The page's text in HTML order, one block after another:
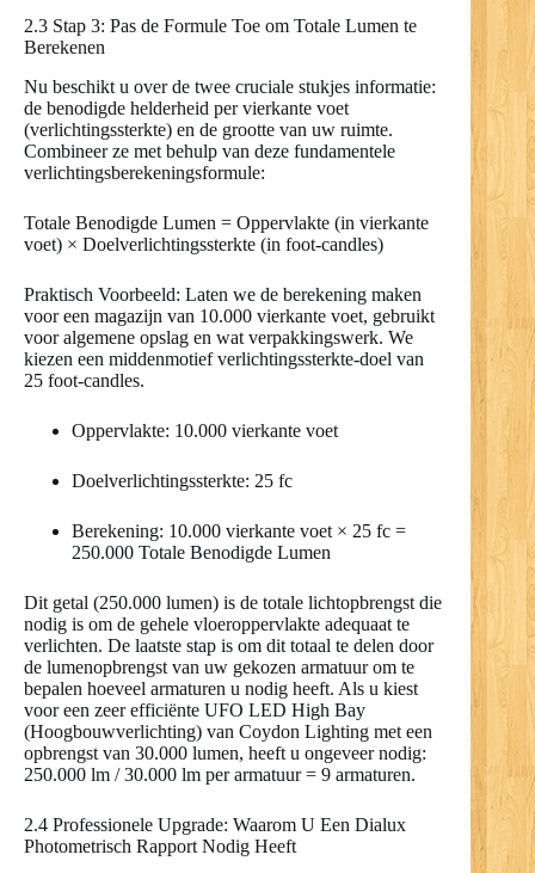
2.3 Stap 3: Pas de Formule Toe om Totale Lumen te
Berekenen
Nu beschikt u over de twee cruciale stukjes informatie:
de benodigde helderheid per vierkante voet
(verlichtingssterkte) en de grootte van uw ruimte.
Combineer ze met behulp van deze fundamentele
verlichtingsberekeningsformule:
Totale Benodigde Lumen = Oppervlakte (in vierkante
voet) × Doelverlichtingssterkte (in foot-candles)
Praktisch Voorbeeld: Laten we de berekening maken
voor een magazijn van 10.000 vierkante voet, gebruikt
voor algemene opslag en wat verpakkingswerk. We
kiezen een middenmotief verlichtingssterkte-doel van
25 foot-candles.
Oppervlakte: 10.000 vierkante voet
Doelverlichtingssterkte: 25 fc
Berekening: 10.000 vierkante voet × 25 fc =
250.000 Totale Benodigde Lumen
Dit getal (250.000 lumen) is de totale lichtopbrengst die
nodig is om de gehele vloeroppervlakte adequaat te
verlichten. De laatste stap is om dit totaal te delen door
de lumenopbrengst van uw gekozen armatuur om te
bepalen hoeveel armaturen u nodig heeft. Als u kiest
voor een zeer efficiënte UFO LED High Bay
(Hoogbouwverlichting) van Coydon Lighting met een
opbrengst van 30.000 lumen, heeft u ongeveer nodig:
250.000 lm / 30.000 lm per armatuur = 9 armaturen.
2.4 Professionele Upgrade: Waarom U Een Dialux
Photometrisch Rapport Nodig Heeft